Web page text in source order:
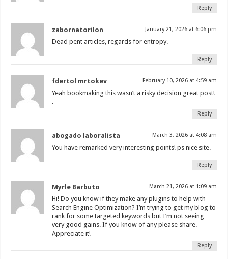
Reply
zabornatorilon January 21, 2026 at 6:06 pm
Dead pent articles, regards for entropy.
Reply
fdertol mrtokev February 10, 2026 at 4:59 am
Yeah bookmaking this wasn’t a risky decision great post!
.
Reply
abogado laboralista March 3, 2026 at 4:08 am
You have remarked very interesting points! ps nice site.
Reply
Myrle Barbuto March 21, 2026 at 1:09 am
Hi! Do you know if they make any plugins to help with
Search Engine Optimization? I’m trying to get my blog to
rank for some targeted keywords but I’m not seeing
very good gains. If you know of any please share.
Appreciate it!
Reply